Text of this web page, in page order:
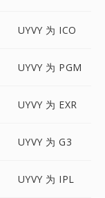
UYVY 为 ICO
UYVY 为 PGM
UYVY 为 EXR
UYVY 为 G3
UYVY 为 IPL